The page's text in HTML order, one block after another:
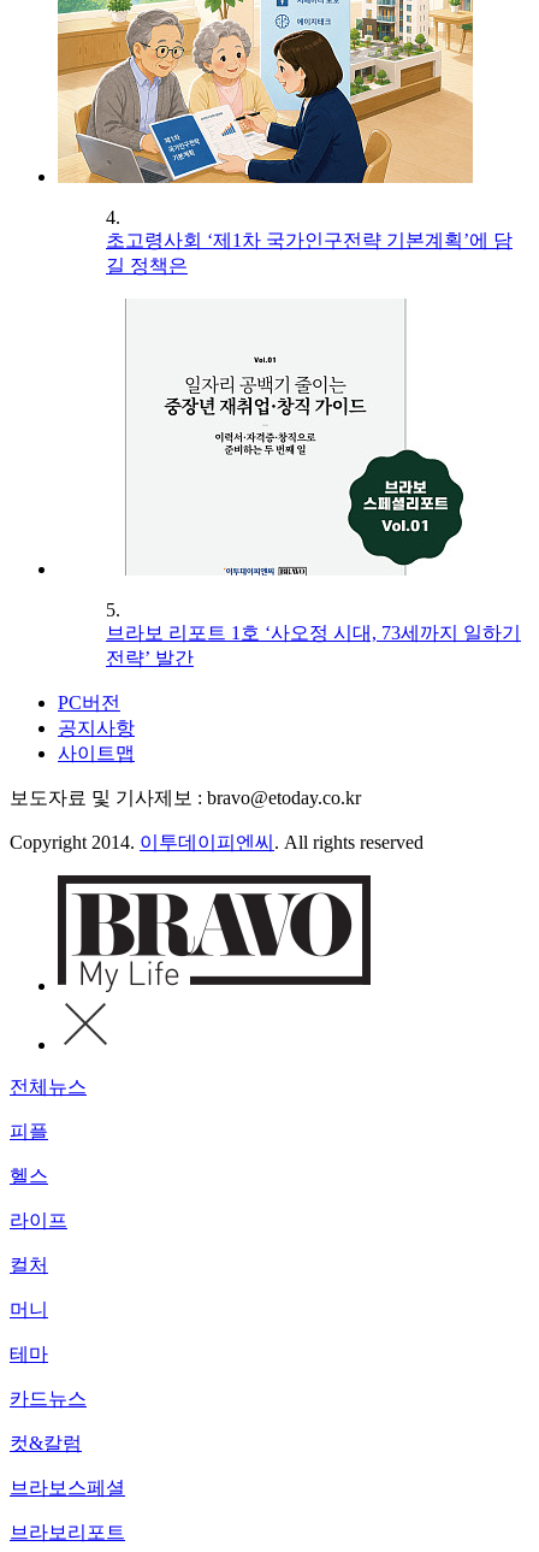
4.
초고령사회 ‘제1차 국가인구전략 기본계획’에 담
길 정책은
5.
브라보 리포트 1호 ‘사오정 시대, 73세까지 일하기
전략’ 발간
PC버전
공지사항
사이트맵
보도자료 및 기사제보 : bravo@etoday.co.kr
Copyright 2014. 이투데이피엔씨 . All rights reserved
전체뉴스
피플
헬스
라이프
컬처
머니
테마
카드뉴스
컷&칼럼
브라보스페셜
브라보리포트